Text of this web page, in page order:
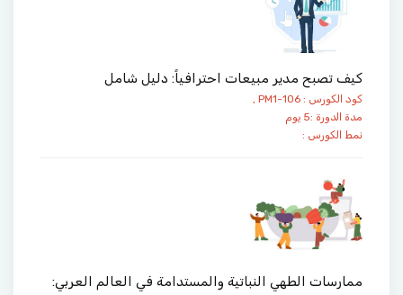
كيف تصبح مدير مبيعات احترافياً: دليل شامل
كود الكورس : PM1-106 ,
مدة الدورة :5 يوم
نمط الكورس :
ممارسات الطهي النباتية والمستدامة في العالم العربي: